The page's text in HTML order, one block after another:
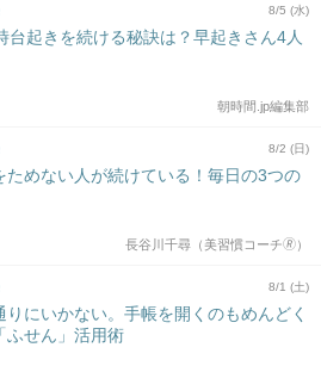
8/5 (水)
台起きを続ける秘訣は？早起きさん4人
朝時間.jp編集部
8/2 (日)
ためない人が続けている！毎日の3つの
長谷川千尋（美習慣コーチ🄬）
8/1 (土)
りにいかない。手帳を開くのもめんどく
ふせん」活用術